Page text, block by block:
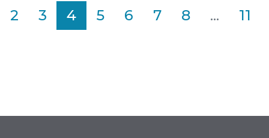
2 3 4 5 6 7 8 ... 11